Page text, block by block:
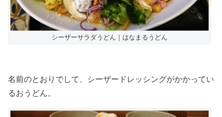
シーザーサラダうどん｜はなまるうどん
名前のとおりでして、シーザードレッシングがかかってい
るおうどん。